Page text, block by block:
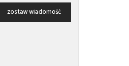
zostaw wiadomość